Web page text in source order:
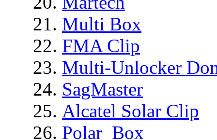
Multi Box
FMA Clip
Multi-Unlocker
SagMaster
Alcatel Solar Clip
Polar_Box